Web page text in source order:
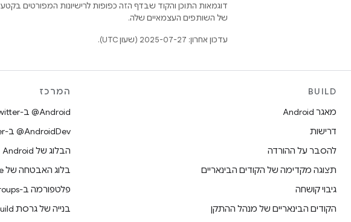
דוגמאות התוכן והקוד שבדף הזה כפופות לרישיונות המפורטים בקטע
של השותפים העצמאיים שלה.
עדכון אחרון: 2025-07-27 (שעון UTC).
BUILD
מאגר Android
דרישות
להסבר על ההורדה
תצוגה מקדימה של הקודים הבינאריים
גיבוי קושחה
הקודים הבינאריים של מנהל ההתקן
המרכז
‎@Android ב-Twitter
‎@AndroidDev ב-Twitter
הבלוג של Android
בלוג האבטחה של Google
פלטפורמה ב-Google Groups
בנייה של גרסת Build ב-Google Groups